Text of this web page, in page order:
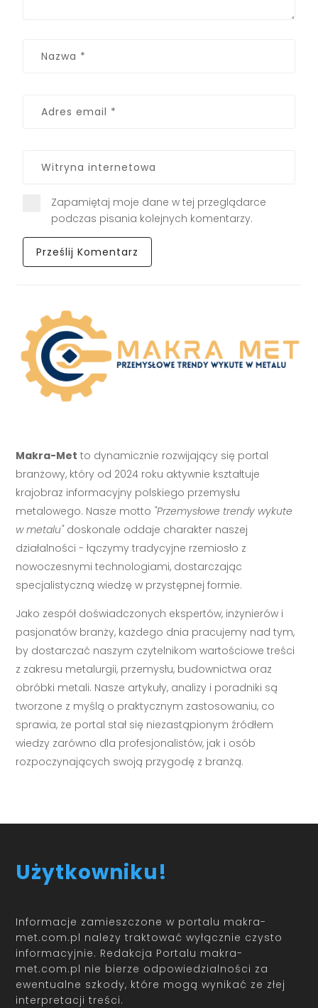
Zapamiętaj moje dane w tej przeglądarce
podczas pisania kolejnych komentarzy.
Makra-Met to dynamicznie rozwijający się portal
branżowy, który od 2024 roku aktywnie kształtuje
krajobraz informacyjny polskiego przemysłu
metalowego. Nasze motto "Przemysłowe trendy wykute
w metalu"doskonale oddaje charakter naszej
działalności - łączymy tradycyjne rzemiosło z
nowoczesnymi technologiami, dostarczając
specjalistyczną wiedzę w przystępnej formie.
Jako zespół doświadczonych ekspertów, inżynierów i
pasjonatów branży, każdego dnia pracujemy nad tym,
by dostarczać naszym czytelnikom wartościowe treści
z zakresu metalurgii, przemysłu, budownictwa oraz
obróbki metali. Nasze artykuły, analizy i poradniki są
tworzone z myślą o praktycznym zastosowaniu, co
sprawia, że portal stał się niezastąpionym źródłem
wiedzy zarówno dla profesjonalistów, jak i osób
rozpoczynających swoją przygodę z branżą.
Użytkowniku!
Informacje zamieszczone w portalu makra-
met.com.pl należy traktować wyłącznie czysto
informacyjnie. Redakcja Portalu makra-
met.com.pl nie bierze odpowiedzialności za
ewentualne szkody, które mogą wynikać ze złej
interpretacji treści.